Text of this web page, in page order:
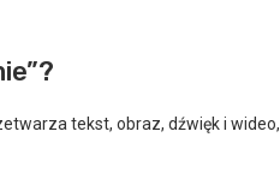
tekst, obraz, dźwięk i wideo,